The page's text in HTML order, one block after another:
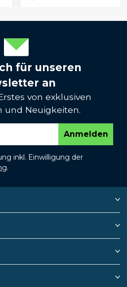
für unseren
an
von exklusiven
und Neuigkeiten.
Anmelden
inkl. Einwilligung der
.